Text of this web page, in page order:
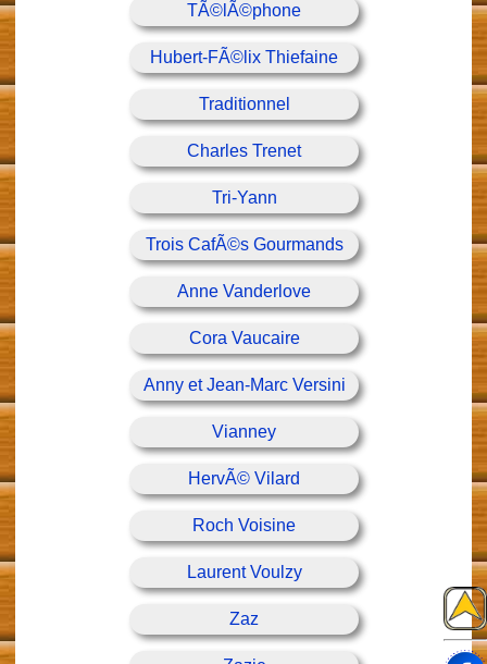
TÃ©lÃ©phone
Hubert-FÃ©lix Thiefaine
Traditionnel
Charles Trenet
Tri-Yann
Trois CafÃ©s Gourmands
Anne Vanderlove
Cora Vaucaire
Anny et Jean-Marc Versini
Vianney
HervÃ© Vilard
Roch Voisine
Laurent Voulzy
Zaz